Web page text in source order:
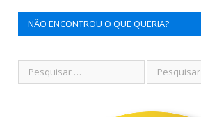
NÃO ENCONTROU O QUE QUERIA?